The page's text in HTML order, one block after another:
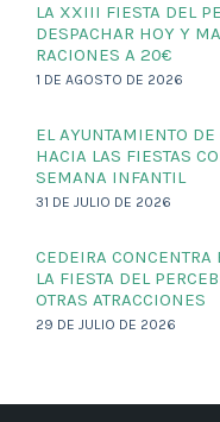
LA XXIII FIESTA DEL
DESPACHAR HOY Y
RACIONES A 20€
1 DE AGOSTO DE 2026
EL AYUNTAMIENTO
HACIA LAS FIESTAS
SEMANA INFANTIL
31 DE JULIO DE 2026
CEDEIRA
LA FIESTA DEL
OTRAS ATRACCIONES
29 DE JULIO DE 2026